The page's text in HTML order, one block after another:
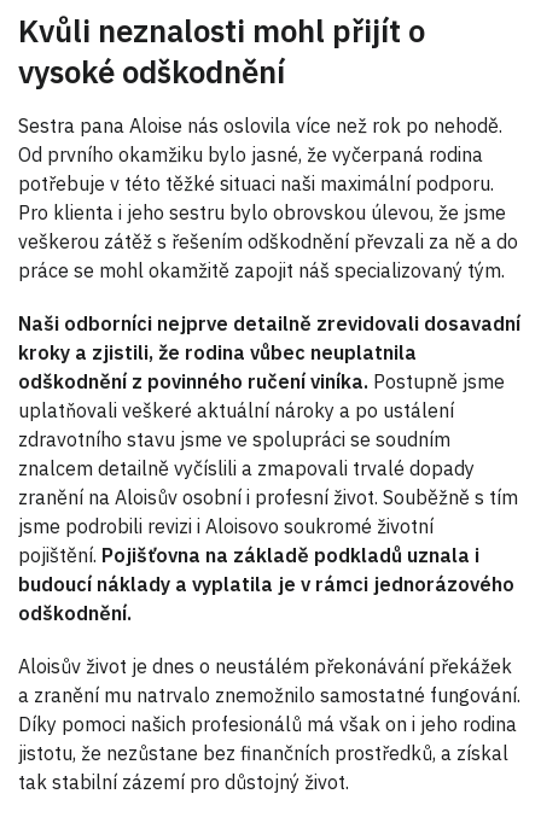
Kvůli neznalosti mohl přijít o
vysoké odškodnění
Sestra pana Aloise nás oslovila více než rok po nehodě.
Od prvního okamžiku bylo jasné, že vyčerpaná rodina
potřebuje v této těžké situaci naši maximální podporu.
Pro klienta i jeho sestru bylo obrovskou úlevou, že jsme
veškerou zátěž s řešením odškodnění převzali za ně a do
práce se mohl okamžitě zapojit náš specializovaný tým.
Naši odborníci nejprve detailně zrevidovali dosavadní
kroky a zjistili, že rodina vůbec neuplatnila
odškodnění z povinného ručení viníka. Postupně jsme
uplatňovali veškeré aktuální nároky a po ustálení
zdravotního stavu jsme ve spolupráci se soudním
znalcem detailně vyčíslili a zmapovali trvalé dopady
zranění na Aloisův osobní i profesní život. Souběžně s tím
jsme podrobili revizi i Aloisovo soukromé životní
pojištění. Pojišťovna na základě podkladů uznala i
budoucí náklady a vyplatila je v rámci jednorázového
odškodnění.
Aloisův život je dnes o neustálém překonávání překážek
a zranění mu natrvalo znemožnilo samostatné fungování.
Díky pomoci našich profesionálů má však on i jeho rodina
jistotu, že nezůstane bez finančních prostředků, a získal
tak stabilní zázemí pro důstojný život.